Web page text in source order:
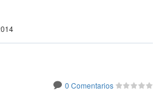
0 Comentarios